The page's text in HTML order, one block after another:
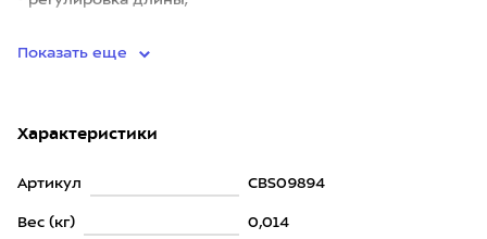
Показать еще
Характеристики
Артикул CBS09894
Вес (кг) 0,014